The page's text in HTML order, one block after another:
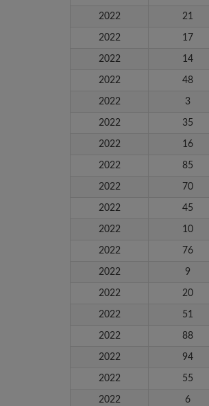
2022 21
2022 17
2022 14
2022 48
2022 3
2022 35
2022 16
2022 85
2022 70
2022 45
2022 10
2022 76
2022 9
2022 20
2022 51
2022 88
2022 94
2022 55
2022 6